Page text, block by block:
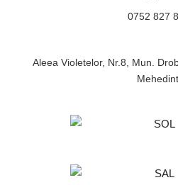
0752 827
Aleea Violetelor, Nr.8, Mun.